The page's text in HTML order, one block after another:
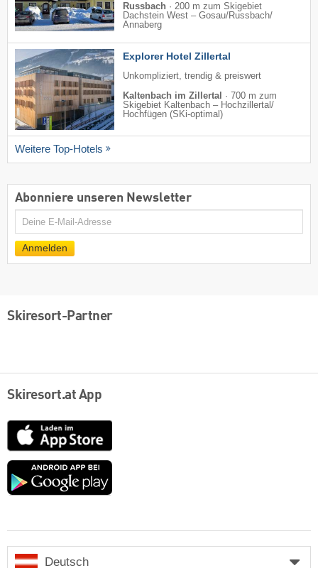
Russbach · 200 m zum Skigebiet
Dachstein West – Gosau/​Russbach/​
Annaberg
Explorer Hotel Zillertal
Unkompliziert, trendig & preiswert
Kaltenbach im Zillertal
· 700 m zum
Skigebiet Kaltenbach – Hochzillertal/​
Hochfügen (SKi-optimal)
Weitere Top-Hotels
Abonniere unseren Newsletter
E-
Anmelden
Skiresort-Partner
Skiresort.at App
App
Store
Google
Deutsch